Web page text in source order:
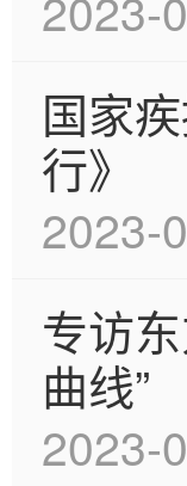
国家
行》
2023-
专访
曲线”
2023-